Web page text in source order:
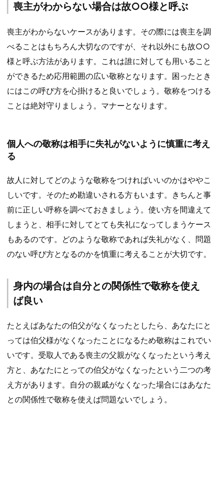
喪主がわからない場合は故○○様と呼ぶ
喪主がわからないケースがあります。その際には喪主を調
べることはもちろん大切なのですが、それ以外にも故○○
様と呼ぶ方法があります。これは誰に対しても用いること
ができるため応用範囲の広い敬称となります。困ったとき
にはこの呼び方を心掛けると良いでしょう。敬称をつける
ことは絶対守りましょう。マナーとなります。
個人への敬称は相手に失礼がないように慎重に考え
る
故人に対してどのような敬称をつければいいのかはややこ
しいです。そのため勘違いされる方もいます。きちんと事
前に正しい呼称を調べておきましょう。使い方を間違えて
しまうと、相手に対してとても失礼になってしまうケース
もあるのです。どのような敬称であれば失礼がなく、問題
のない呼び方となるのかを慎重に考えることが大切です。
身内の場合は自分との関係性で敬称を使え
ば良い
たとえばあなたの伯父がなくなったとしたら、あなたにと
っては伯父様がなくなったことになるため敬称はこれでい
いです。受取人である喪主の父親がなくなったという考え
方と、あなたにとっての伯父がなくなったという二つの考
え方があります。自分の親戚がなくなった場合にはあなた
との関係性で敬称を使えば問題ないでしょう。